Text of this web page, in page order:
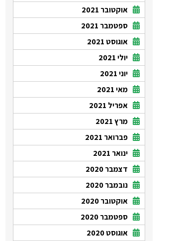
אוקטובר 2021
ספטמבר 2021
אוגוסט 2021
יולי 2021
יוני 2021
מאי 2021
אפריל 2021
מרץ 2021
פברואר 2021
ינואר 2021
דצמבר 2020
נובמבר 2020
אוקטובר 2020
ספטמבר 2020
אוגוסט 2020